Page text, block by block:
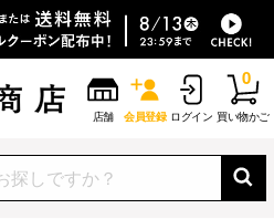
店舗 会員登録 ログイン 買い物かご
0